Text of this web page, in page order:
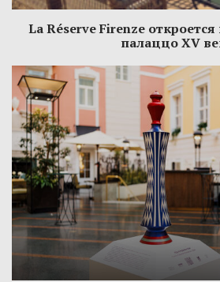
La Réserve Firenze
палаццо XV